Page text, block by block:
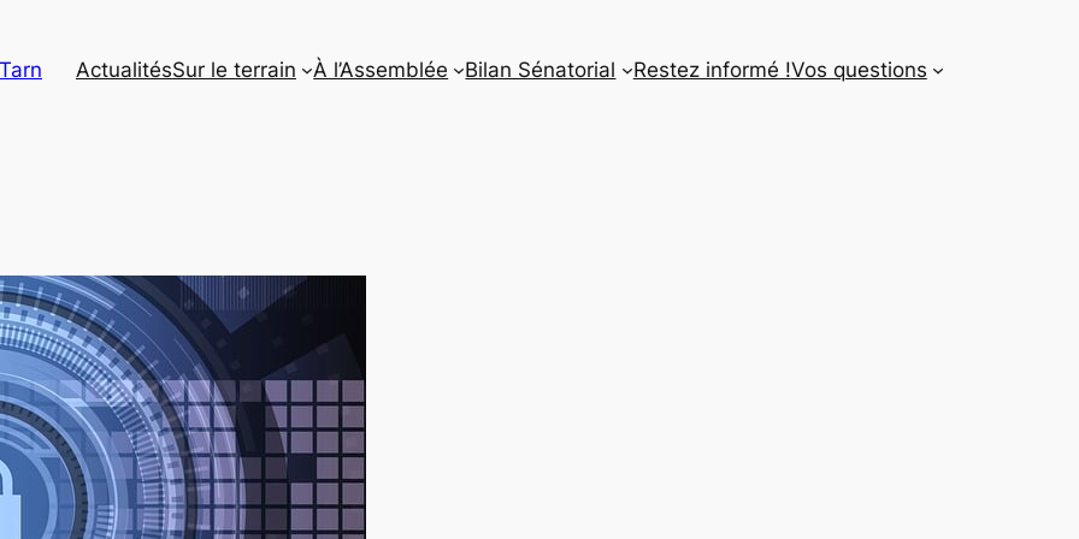
ActualitésSur le terrain À l’Assemblée Bilan Sénatorial Restez informé !Vos questions